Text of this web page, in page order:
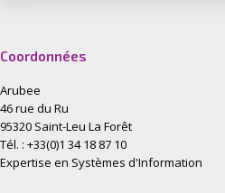
Coordonnées
Arubee
46 rue du Ru
95320 Saint-Leu La Forêt
Tél. : +33(0)1 34 18 87 10
Expertise en Systèmes d'Information